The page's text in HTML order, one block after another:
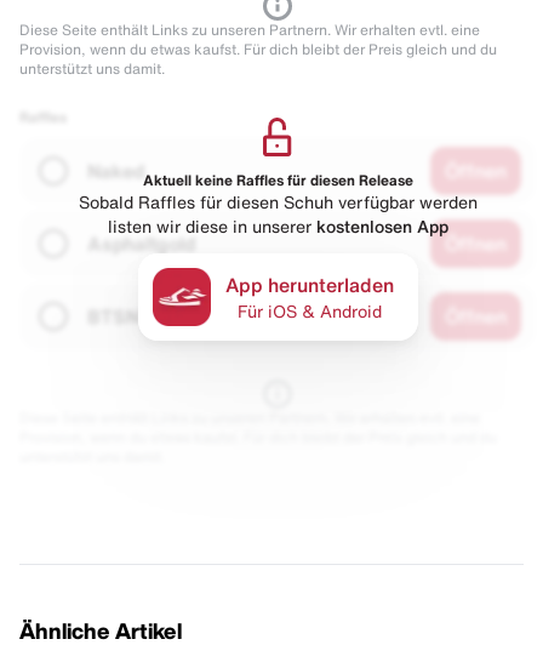
Diese Seite enthält Links zu unseren Partnern. Wir erhalten evtl. eine
Provision, wenn du etwas kaufst. Für dich bleibt der Preis gleich und du
unterstützt uns damit.
Naked
Asphaltgold
Aktuell keine Raffles für diesen Release
Sobald Raffles für diesen Schuh verfügbar werden
listen wir diese in unserer kostenlosen App
App herunterladen
Für iOS & Android
Ähnliche Artikel